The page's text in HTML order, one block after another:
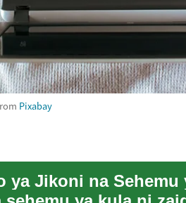
Pixabay
ya Jikoni na Sehemu